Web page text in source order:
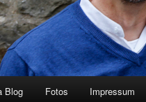
Blog Fotos Impressum